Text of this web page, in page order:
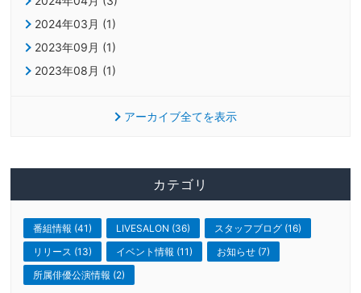
2024年03月 (1)
2023年09月 (1)
2023年08月 (1)
アーカイブ全てを表示
カテゴリ
番組情報 (41) LIVESALON (36)
スタッフブログ (16)
リリース (13)
イベント情報 (11)
お知らせ (7)
所属俳優公演情報 (2)